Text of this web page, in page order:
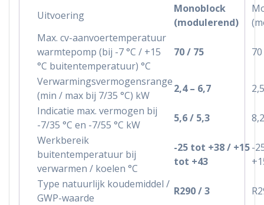
Uitvoering
Monoblock
(modulerend)
Max. cv-aanvoertemperatuur
warmtepomp (bij -7 °C / +15
°C buitentemperatuur) °C
70 / 75
Verwarmingsvermogensrange
(min / max bij 7/35 °C) kW
2,4 – 6,7
Indicatie max. vermogen bij
-7/35 °C en -7/55 °C kW
5,6 / 5,3
Werkbereik
buitentemperatuur bij
verwarmen / koelen °C
-25 tot +38 / +15
tot +43
-
Type natuurlijk koudemiddel /
GWP-waarde
R290 / 3